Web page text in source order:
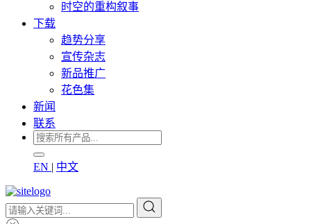
时空的重构叙事
下载
趋势分享
宣传杂志
新品推广
花色集
新闻
联系
EN | 中文